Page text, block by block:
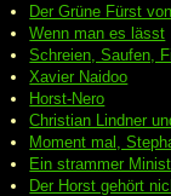
Der Grüne Fürst
Wenn man es lässt
Schreien, Saufen,
Xavier Naidoo
Horst-Nero
Christian Lindner
Moment mal,
Ein strammer
Der Horst gehört